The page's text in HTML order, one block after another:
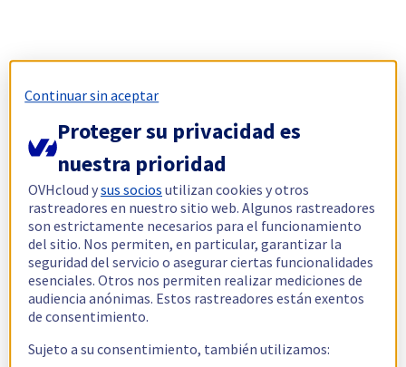
Continuar sin aceptar
Proteger su privacidad es
nuestra prioridad
OVHcloud ysus socios utilizan cookies y otros
rastreadores en nuestro sitio web. Algunos rastreadores
son estrictamente necesarios para el funcionamiento
del sitio. Nos permiten, en particular, garantizar la
seguridad del servicio o asegurar ciertas funcionalidades
esenciales. Otros nos permiten realizar mediciones de
audiencia anónimas. Estos rastreadores están exentos
de consentimiento.
Sujeto a su consentimiento, también utilizamos: